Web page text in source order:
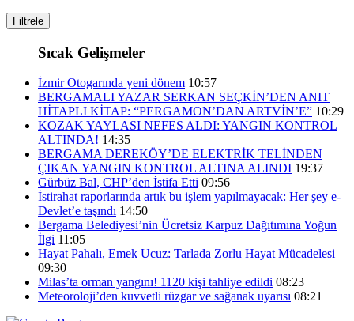
Filtrele
Sıcak Gelişmeler
İzmir Otogarında yeni dönem 10:57
BERGAMALI YAZAR SERKAN SEÇKİN’DEN ANIT
HİTAPLI KİTAP: “PERGAMON’DAN ARTVİN’E” 10:29
KOZAK YAYLASI NEFES ALDI: YANGIN KONTROL
ALTINDA! 14:35
BERGAMA DEREKÖY’DE ELEKTRİK TELİNDEN
ÇIKAN YANGIN KONTROL ALTINA ALINDI 19:37
Gürbüz Bal, CHP’den İstifa Etti 09:56
İstirahat raporlarında artık bu işlem yapılmayacak: Her şey e-
Devlet’e taşındı 14:50
Bergama Belediyesi’nin Ücretsiz Karpuz Dağıtımına Yoğun
İlgi 11:05
Hayat Pahalı, Emek Ucuz: Tarlada Zorlu Hayat Mücadelesi
09:30
Milas’ta orman yangını! 1120 kişi tahliye edildi 08:23
Meteoroloji’den kuvvetli rüzgar ve sağanak uyarısı 08:21